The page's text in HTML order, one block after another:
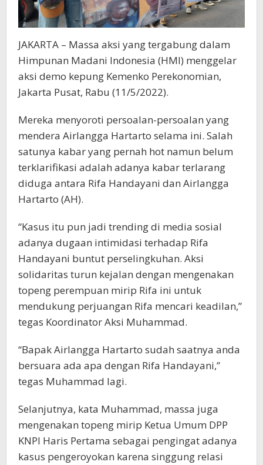
JAKARTA – Massa aksi yang tergabung dalam
Himpunan Madani Indonesia (HMI) menggelar
aksi demo kepung Kemenko Perekonomian,
Jakarta Pusat, Rabu (11/5/2022).
Mereka menyoroti persoalan-persoalan yang
mendera Airlangga Hartarto selama ini. Salah
satunya kabar yang pernah hot namun belum
terklarifikasi adalah adanya kabar terlarang
diduga antara Rifa Handayani dan Airlangga
Hartarto (AH).
“Kasus itu pun jadi trending di media sosial
adanya dugaan intimidasi terhadap Rifa
Handayani buntut perselingkuhan. Aksi
solidaritas turun kejalan dengan mengenakan
topeng perempuan mirip Rifa ini untuk
mendukung perjuangan Rifa mencari keadilan,”
tegas Koordinator Aksi Muhammad.
“Bapak Airlangga Hartarto sudah saatnya anda
bersuara ada apa dengan Rifa Handayani,”
tegas Muhammad lagi.
Selanjutnya, kata Muhammad, massa juga
mengenakan topeng mirip Ketua Umum DPP
KNPI Haris Pertama sebagai pengingat adanya
kasus pengeroyokan karena singgung relasi